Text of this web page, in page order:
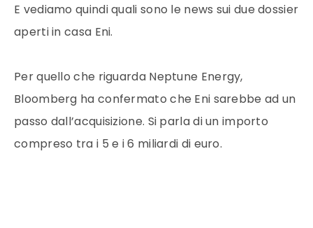
E vediamo quindi quali sono le news sui due dossier
aperti in casa Eni.
Per quello che riguarda Neptune Energy,
Bloomberg ha confermato che Eni sarebbe ad un
passo dall’acquisizione. Si parla di un importo
compreso tra i 5 e i 6 miliardi di euro.